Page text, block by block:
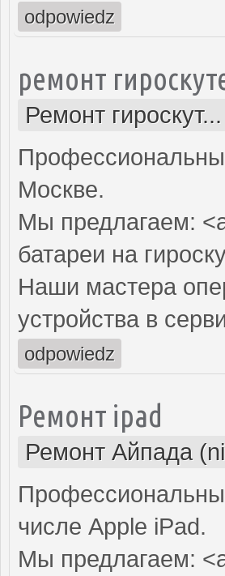
odpowiedz
ремонт
Ремонт
Москве.
Мы предлагаем:
батареи на
Наши мастера
устройства в
odpowiedz
Ремонт ipad
Ремонт Айпада
числе Apple iPad.
Мы предлагаем: